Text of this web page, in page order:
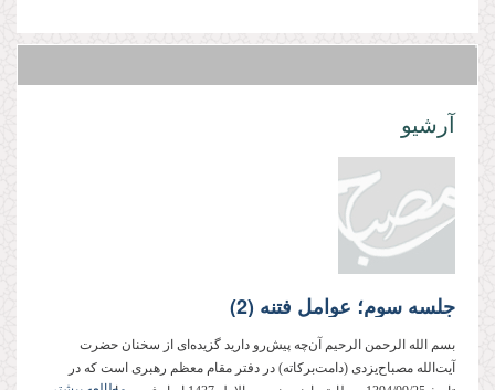
آرشیو
جلسه سوم؛ عوامل فتنه (2)
بسم الله الرحمن الرحیم آن‌چه پیش‌رو دارید گزیده‌ای از سخنان حضرت
آیت‌الله مصباح‌یزدی (دامت‌بركاته) در دفتر مقام معظم رهبری است كه در